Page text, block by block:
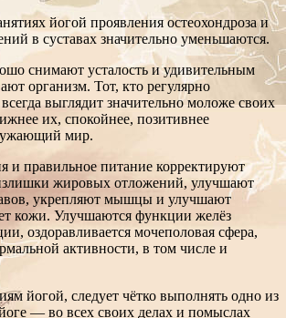
йогой проявления остеохондроза и
в суставах значительно уменьшаются.
снимают усталость и удивительным
организм. Тот, кто регулярно
выглядит значительно моложе своих
их, спокойнее, позитивнее
мир.
и правильное питание корректируют
жировых отложений, улучшают
укрепляют мышцы и улучшают
кожи. Улучшаются функции желёз
оздоравливается мочеполовая сфера,
активности, в том числе и
йогой, следует чётко выполнять одно из
— во всех своих делах и помыслах